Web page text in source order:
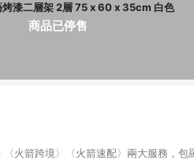
商品已停售
dayneeds 日需百備 極致工藝烤漆二層架 2層 75 x 60 x 35cm 白色
火箭跨境〉〈火箭速配〉兩大服務，包